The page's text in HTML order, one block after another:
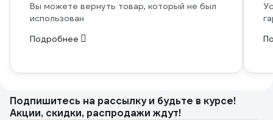
Вы можете вернуть товар, который не был
использован
Подробнее
Подпишитесь на рассылкуи будьте в курсе!
Акции, скидки, распродажи ждут!